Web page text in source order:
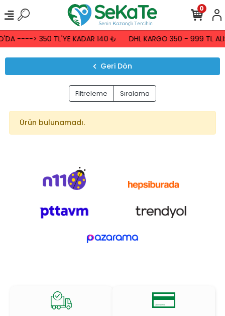
----> 350 TL'YE KADAR 140 ₺ DHL KARGO 350 - 999 TL
0
Geri Dön
Filtreleme Sıralama
Ürün bulunamadı.